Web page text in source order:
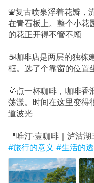
⛲复古喷泉浮着花瓣，
在青石板上。整个小花
的花正开得不管不顾
☕咖啡店是两层的独栋
框。选了个靠窗的位置
🌞点一杯咖啡，咖啡香
荡漾。时间在这里变得
道波光
📍唯汀·壹咖啡｜泸沽
#旅行的意义 #生活的